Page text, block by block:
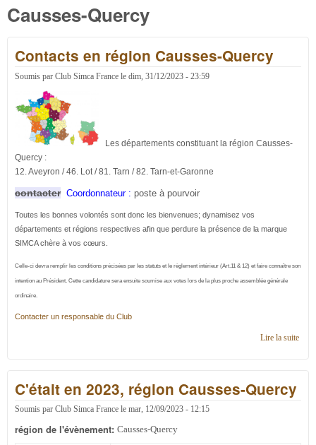
Causses-Quercy
Contacts en région Causses-Quercy
Soumis par Club Simca France le dim, 31/12/2023 - 23:59
Les départements constituant la région Causses-
Quercy :
12. Aveyron / 46. Lot / 81. Tarn / 82. Tarn-et-Garonne
contacter Coordonnateur : poste à pourvoir
Toutes les bonnes volontés sont donc les bienvenues; dynamisez vos
départements et régions respectives afin que perdure la présence de la marque
SIMCA chère à vos cœurs.
Celle-ci devra remplir les conditions précisées par les statuts et le règlement intérieur (Art.11 & 12) et faire connaître son
intention au Président. Cette candidature sera ensuite soumise aux votes lors de la plus proche assemblée générale
ordinaire.
Contacter un responsable du Club
Lire la suitede
C'était en 2023, région Causses-Quercy
Soumis par Club Simca France le mar, 12/09/2023 - 12:15
région de l'évènement: Causses-Quercy